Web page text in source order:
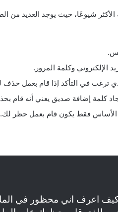
شيوعًا، حيث يوجد العديد
الإلكتروني وكلمة المرور.
ترغب في التأكد إذا قام بعمل حذف
كلمة إضافة صديق يعني أنه قام
الأساس فقط يكون قام بعمل حظر لك.
اعرف اني محظور في